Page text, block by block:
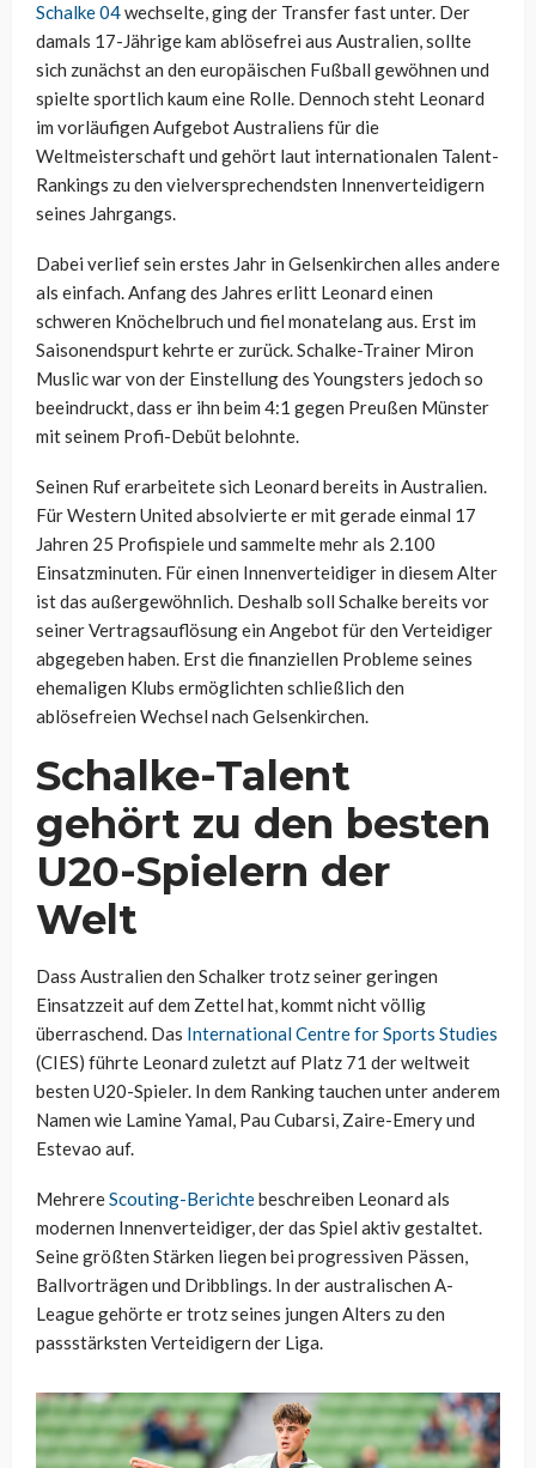
Schalke 04wechselte, ging der Transfer fast unter. Der
damals 17-Jährige kam ablösefrei aus Australien, sollte
sich zunächst an den europäischen Fußball gewöhnen und
spielte sportlich kaum eine Rolle. Dennoch steht Leonard
im vorläufigen Aufgebot Australiens für die
Weltmeisterschaft und gehört laut internationalen Talent-
Rankings zu den vielversprechendsten Innenverteidigern
seines Jahrgangs.
Dabei verlief sein erstes Jahr in Gelsenkirchen alles andere
als einfach. Anfang des Jahres erlitt Leonard einen
schweren Knöchelbruch und fiel monatelang aus. Erst im
Saisonendspurt kehrte er zurück. Schalke-Trainer Miron
Muslic war von der Einstellung des Youngsters jedoch so
beeindruckt, dass er ihn beim 4:1 gegen Preußen Münster
mit seinem Profi-Debüt belohnte.
Seinen Ruf erarbeitete sich Leonard bereits in Australien.
Für Western United absolvierte er mit gerade einmal 17
Jahren 25 Profispiele und sammelte mehr als 2.100
Einsatzminuten. Für einen Innenverteidiger in diesem Alter
ist das außergewöhnlich. Deshalb soll Schalke bereits vor
seiner Vertragsauflösung ein Angebot für den Verteidiger
abgegeben haben. Erst die finanziellen Probleme seines
ehemaligen Klubs ermöglichten schließlich den
ablösefreien Wechsel nach Gelsenkirchen.
Schalke-Talent
gehört zu den besten
U20-Spielern der
Welt
Dass Australien den Schalker trotz seiner geringen
Einsatzzeit auf dem Zettel hat, kommt nicht völlig
überraschend. Das International Centre for Sports Studies
(CIES) führte Leonard zuletzt auf Platz 71 der weltweit
besten U20-Spieler. In dem Ranking tauchen unter anderem
Namen wie Lamine Yamal, Pau Cubarsi, Zaire-Emery und
Estevao auf.
MehrereScouting-Berichtebeschreiben Leonard als
modernen Innenverteidiger, der das Spiel aktiv gestaltet.
Seine größten Stärken liegen bei progressiven Pässen,
Ballvorträgen und Dribblings. In der australischen A-
League gehörte er trotz seines jungen Alters zu den
passstärksten Verteidigern der Liga.